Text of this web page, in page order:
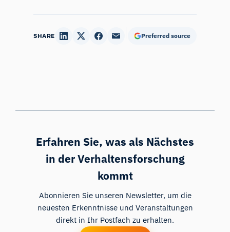
SHARE Preferred source
Erfahren Sie, was als Nächstes
in der Verhaltensforschung
kommt
Abonnieren Sie unseren Newsletter, um die
neuesten Erkenntnisse und Veranstaltungen
direkt in Ihr Postfach zu erhalten.